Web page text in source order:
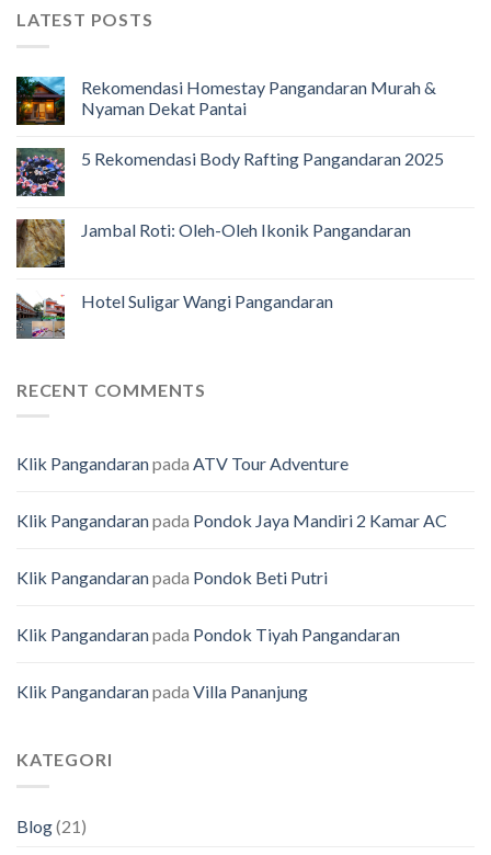
LATEST POSTS
Rekomendasi Homestay Pangandaran Murah &
Nyaman Dekat Pantai
5 Rekomendasi Body Rafting Pangandaran 2025
Jambal Roti: Oleh-Oleh Ikonik Pangandaran
Hotel Suligar Wangi Pangandaran
RECENT COMMENTS
Klik Pangandaranpada ATV Tour Adventure
Klik Pangandaranpada Pondok Jaya Mandiri 2 Kamar AC
Klik Pangandaranpada Pondok Beti Putri
Klik Pangandaranpada Pondok Tiyah Pangandaran
Klik Pangandaranpada Villa Pananjung
KATEGORI
Blog(21)